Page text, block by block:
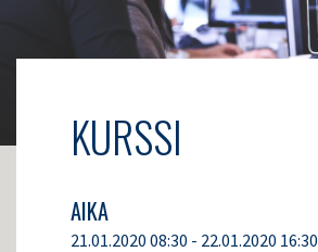
KURSSI
AIKA
21.01.2020 08:30 - 22.01.2020 16:30